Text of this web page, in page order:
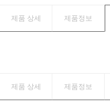
제품 상세 제품정보
제품 상세 제품정보